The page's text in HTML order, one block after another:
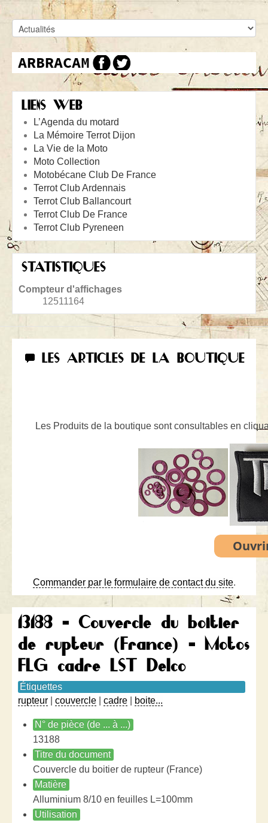
LIENS WEB
L’Agenda du motard
La Mémoire Terrot Dijon
La Vie de la Moto
Moto Collection
Motobécane Club De France
Terrot Club Ardennais
Terrot Club Ballancourt
Terrot Club De France
Terrot Club Pyreneen
STATISTIQUES
Compteur d'affichages
12511164
LES ARTICLES DE LA BOUTIQUE
Les Produits de la boutique sont consultables en
Commander par le formulaire de contact du site.
13188 - Couvercle du boitier
de rupteur (France) - Motos
FLG cadre LST Delco
Étiquettes
rupteur
couvercle cadre boite...
N° de pièce (de ... à ...)
13188
Titre du document
Couvercle du boitier de rupteur (France)
Matière
Alluminium 8/10 en feuilles L=100mm
Utilisation